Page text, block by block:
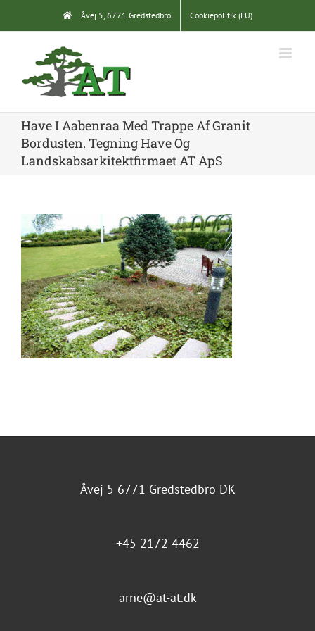
content
Åvej 5, 6771 Gredstedbro Cookiepolitik (EU)
Have I Aabenraa Med Trappe Af Granit
Bordusten. Tegning Have Og
Landskabsarkitektfirmaet AT ApS
Åvej 5 6771 Gredstedbro DK
+45 2172 4462
arne@at-at.dk